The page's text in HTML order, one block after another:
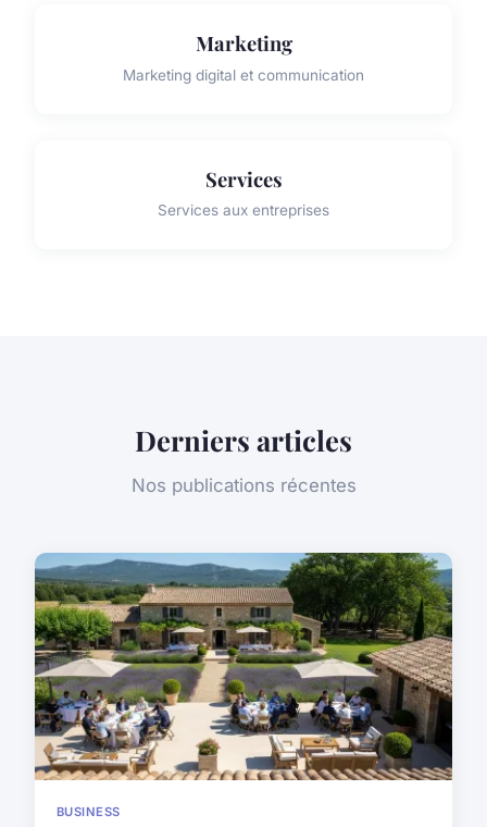
Marketing
Marketing digital et communication
Services
Services aux entreprises
Derniers articles
Nos publications récentes
BUSINESS